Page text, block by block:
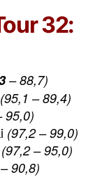
32:
– 88,7)
(95,1 – 89,4)
95,0)
(97,2 – 99,0)
(97,2 – 95,0)
90,8)